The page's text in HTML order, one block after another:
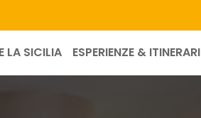
LA SICILIA ESPERIENZE & ITINERARI